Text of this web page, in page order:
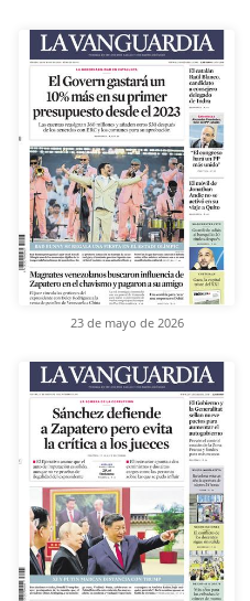
23 de mayo de 2026